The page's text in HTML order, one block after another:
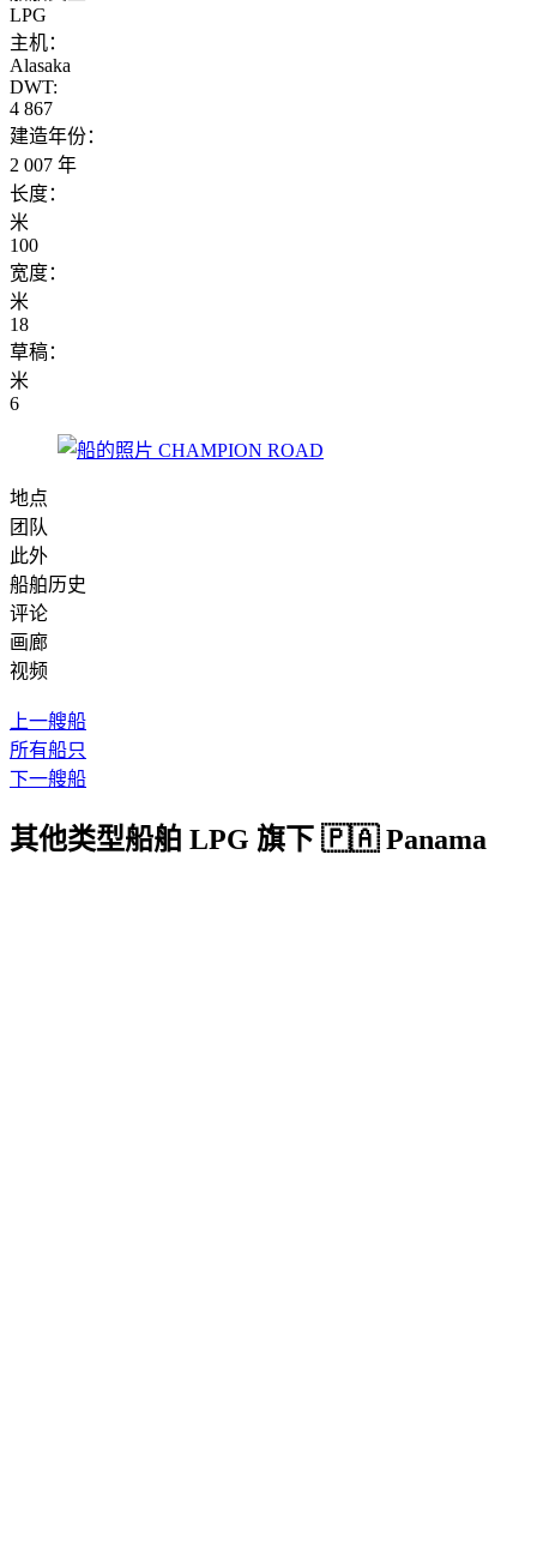
LPG
主机：
Alasaka
DWT:
4 867
建造年份：
2 007 年
长度：
米
100
宽度：
米
18
草稿：
米
6
地点
团队
此外
船舶历史
评论
画廊
视频
上一艘船
所有船只
下一艘船
其他类型船舶 LPG 旗下 🇵🇦 Panama